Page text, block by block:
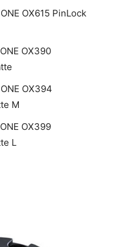
OX615 PinLock
OX390
OX394
M
OX399
L